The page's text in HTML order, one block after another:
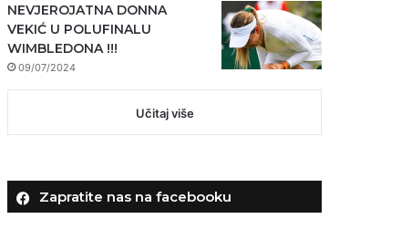
NEVJEROJATNA DONNA
VEKIĆ U POLUFINALU
WIMBLEDONA !!!
09/07/2024
Učitaj više
Zapratite nas na facebooku